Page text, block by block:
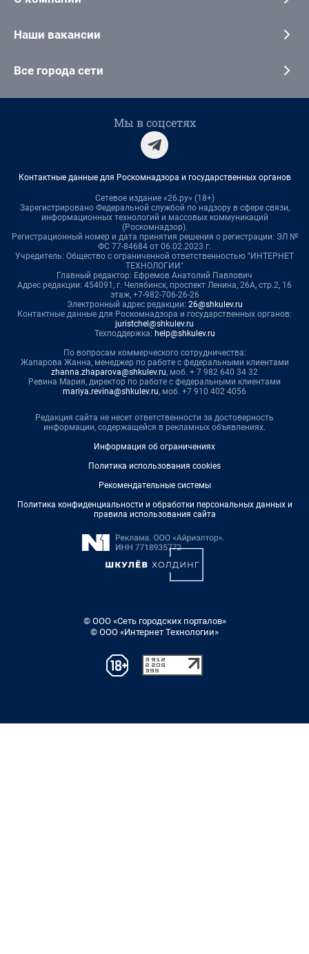
Наши вакансии
Все города сети
Мы в соцсетях
Контактные данные для Роскомнадзора и государственных органов
Сетевое издание «26.ру» (18+)
Зарегистрировано Федеральной службой по надзору в сфере связи,
информационных технологий и массовых коммуникаций
(Роскомнадзор).
Регистрационный номер и дата принятия решения о регистрации: ЭЛ №
ФС 77-84684 от 06.02.2023 г.
Учредитель: Общество с ограниченной ответственностью "ИНТЕРНЕТ
ТЕХНОЛОГИИ"
Главный редактор: Ефремов Анатолий Павлович
Адрес редакции: 454091, г. Челябинск, проспект Ленина, 26А, стр.2, 16
этаж, +7-982-706-26-26
Электронный адрес редакции: 26@shkulev.ru
Контактные данные для Роскомнадзора и государственных органов:
juristchel@shkulev.ru
Техподдержка: help@shkulev.ru
По вопросам коммерческого сотрудничества:
Жапарова Жанна, менеджер по работе с федеральными клиентами
zhanna.zhaparova@shkulev.ru, моб. + 7 982 640 34 32
Ревина Мария, директор по работе с федеральными клиентами
mariya.revina@shkulev.ru, моб. +7 910 402 4056
Редакция сайта не несет ответственности за достоверность
информации, содержащейся в рекламных объявлениях.
Информация об ограничениях
Политика использования cookies
Рекомендательные системы
Политика конфиденциальности и обработки персональных данных и
правила использования сайта
© ООО «Сеть городских порталов»
© ООО «Интернет Технологии»